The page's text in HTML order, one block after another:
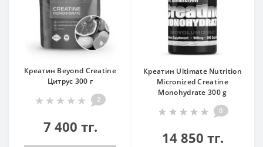
Креатин Beyond Creatine
Цитрус 300 г
2
7 400 тг.
Креатин Ultimate Nutrition
Micronized Creatine
Monohydrate 300 g
0
14 850 тг.